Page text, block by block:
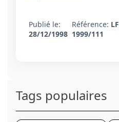
Publié le:
28/12/1998
Référence: LF
1999/111
Tags populaires